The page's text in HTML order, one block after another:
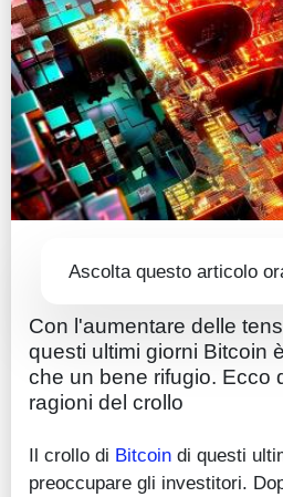
Conto IG
Guru Monitor
Stagionalità
Altro
Ascolta questo articolo
Con l'aumentare delle
questi ultimi giorni Bitcoin
che un bene rifugio. Ecco
ragioni del crollo
Il crollo di Bitcoin di questi
preoccupare gli investitori.